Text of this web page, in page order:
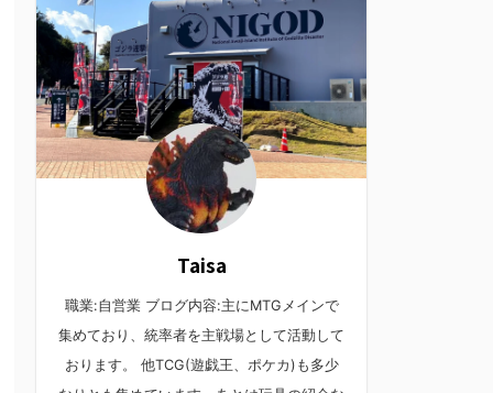
Taisa
職業:自営業 ブログ内容:主にMTGメインで
集めており、統率者を主戦場として活動して
おります。 他TCG(遊戯王、ポケカ)も多少